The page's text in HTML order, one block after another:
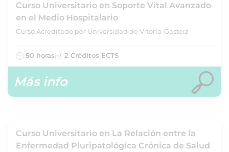
Curso Universitario en Soporte Vital Avanzado
en el Medio Hospitalario
Curso Acreditado por Universidad de Vitoria-Gasteiz
50 horas 2 Créditos ECTS
Más info
Curso Universitario en La Relación entre la
Enfermedad Pluripatológica Crónica de Salud